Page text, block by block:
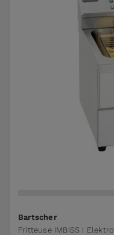
Bartscher
Fritteuse IMBISS I Elektro